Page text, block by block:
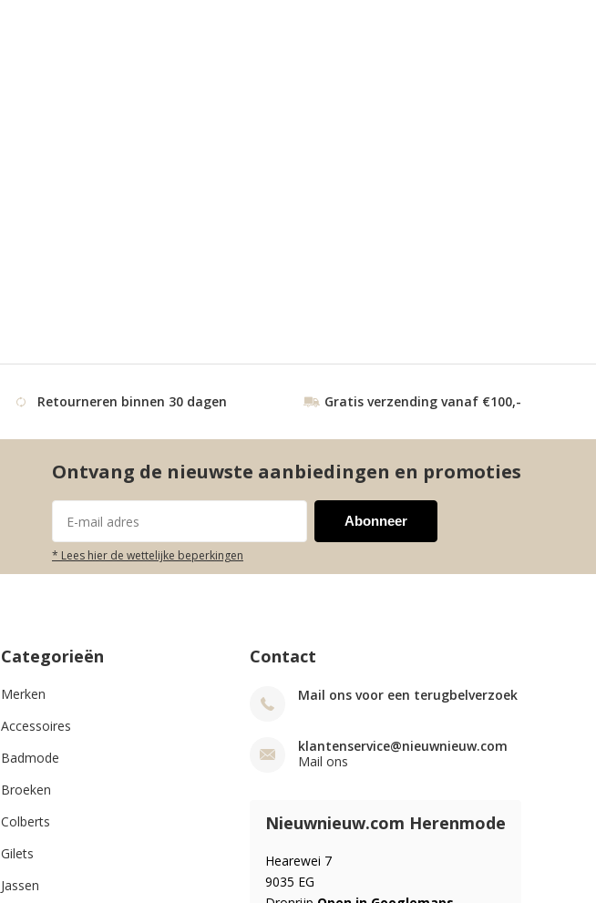
Retourneren binnen 30 dagen Gratis verzending vanaf €100,-
Ontvang de nieuwste aanbiedingen en promoties
Abonneer
* Lees hier de wettelijke beperkingen
Categorieën
Merken
Accessoires
Badmode
Broeken
Colberts
Gilets
Jassen
Contact
Mail ons voor een terugbelverzoek
klantenservice@nieuwnieuw.com
Mail ons
Nieuwnieuw.com Herenmode
Hearewei 7
9035 EG